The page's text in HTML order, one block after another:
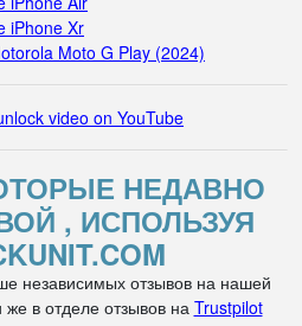
iPhone Xr
Moto G Play (2024)
video on YouTube
НЕДАВНО
, ИСПОЛЬЗУЯ
независимых отзывов на нашей
в отделе отзывов на Trustpilot